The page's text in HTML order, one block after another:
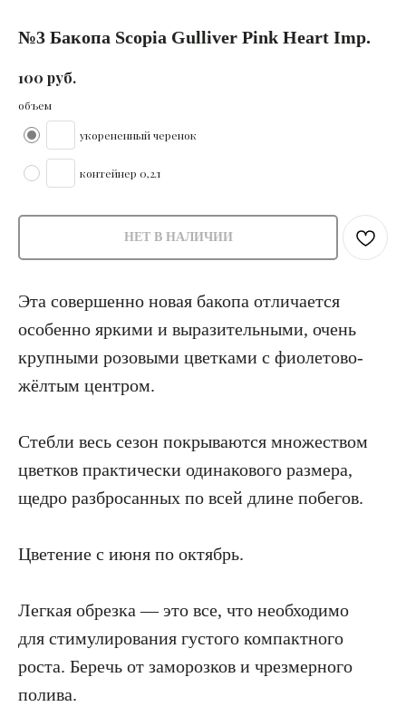
№3 Бакопа Scopia Gulliver Pink Heart Imp.
100 руб.
объем
укорененный черенок
контейнер 0,2л
НЕТ В НАЛИЧИИ
Эта совершенно новая бакопа отличается
особенно яркими и выразительными, очень
крупными розовыми цветками с фиолетово-
жёлтым центром.
Стебли весь сезон покрываются множеством
цветков практически одинакового размера,
щедро разбросанных по всей длине побегов.
Цветение с июня по октябрь.
Легкая обрезка — это все, что необходимо
для стимулирования густого компактного
роста. Беречь от заморозков и чрезмерного
полива.